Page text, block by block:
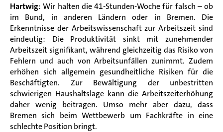
Hartwig: Wir halten die 41-Stunden-Woche für falsch – ob
im Bund, in anderen Ländern oder in Bremen. Die
Erkenntnisse der Arbeitswissenschaft zur Arbeitszeit sind
eindeutig: Die Produktivität sinkt mit zunehmender
Arbeitszeit signifikant, während gleichzeitig das Risiko von
Fehlern und auch von Arbeitsunfällen zunimmt. Zudem
erhöhen sich allgemein gesundheitliche Risiken für die
Beschäftigten. Zur Bewältigung der unbestritten
schwierigen Haushaltslage kann die Arbeitszeiterhöhung
daher wenig beitragen. Umso mehr aber dazu, dass
Bremen sich beim Wettbewerb um Fachkräfte in eine
schlechte Position bringt.